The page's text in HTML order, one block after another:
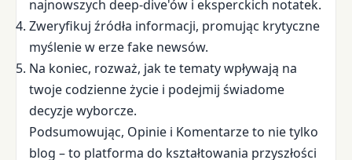
najnowszych deep-dive'ów i eksperckich notatek.
Zweryfikuj źródła informacji, promując krytyczne
myślenie w erze fake newsów.
Na koniec, rozważ, jak te tematy wpływają na
twoje codzienne życie i podejmij świadome
decyzje wyborcze.
Podsumowując, Opinie i Komentarze to nie tylko
blog – to platforma do kształtowania przyszłości